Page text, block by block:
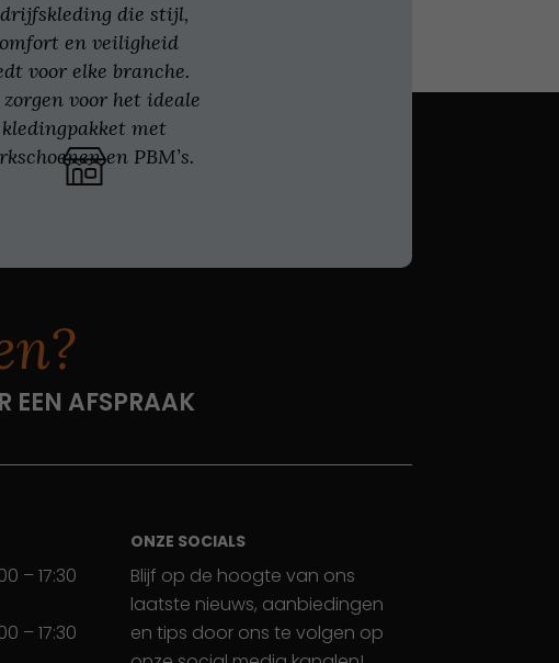
die stijl,
en veiligheid
voor elke branche.
voor het ideale
kledingpakket met
en PBM’s.
EEN AFSPRAAK
– 17:30
– 17:30
ONZE SOCIALS
Blijf op de hoogte van ons
laatste nieuws, aanbiedingen
en tips door ons te volgen op